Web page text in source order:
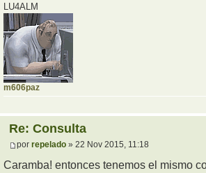
LU4ALM
m606paz
Re: Consulta
por repelado » 22 Nov 2015, 11:18
Caramba! entonces tenemos el mismo